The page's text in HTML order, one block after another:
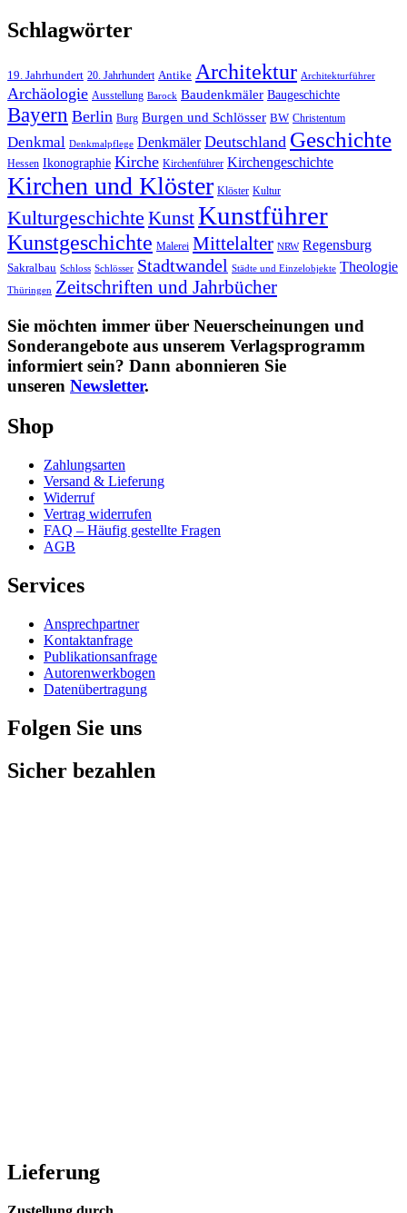
Schlagwörter
19. Jahrhundert 20. Jahrhundert Antike Architektur Architekturführer
Archäologie Ausstellung Barock Baudenkmäler Baugeschichte
Bayern Berlin Burg Burgen und Schlösser BW Christentum
Denkmal Denkmalpflege Denkmäler Deutschland Geschichte
Hessen Ikonographie Kirche Kirchenführer Kirchengeschichte
Kirchen und Klöster Klöster Kultur
Kulturgeschichte KunstKunstführer
Kunstgeschichte Malerei Mittelalter NRW Regensburg
Sakralbau Schloss Schlösser Stadtwandel Städte und Einzelobjekte Theologie
Thüringen Zeitschriften und Jahrbücher
Sie möchten immer über Neuerscheinungen und
Sonderangebote aus unserem Verlagsprogramm
informiert sein? Dann abonnieren Sie
unseren Newsletter.
Shop
Zahlungsarten
Versand & Lieferung
Widerruf
Vertrag widerrufen
FAQ – Häufig gestellte Fragen
AGB
Services
Ansprechpartner
Kontaktanfrage
Publikationsanfrage
Autorenwerkbogen
Datenübertragung
Folgen Sie uns
Sicher bezahlen
Lieferung